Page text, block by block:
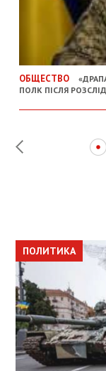
ОБЩЕСТВО
ПОЛК ПІСЛЯ
ПОЛИТИКА
ПОЛИТИКА
ОБЩЕСТВО
ПОЛИТИКА
ЭКОНОМИКА